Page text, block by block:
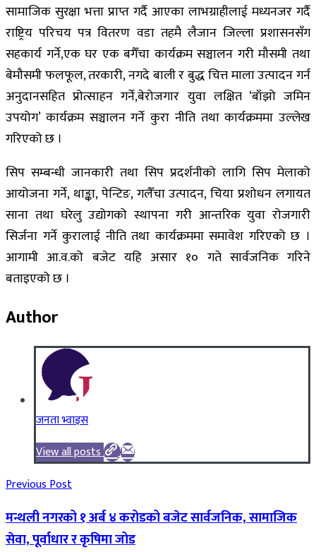
सामाजिक सुरक्षा भत्ता प्राप्त गर्दै आएका लाभग्राहीलाई मध्यनजर गर्दै
राष्ट्रिय परिचय पत्र वितरण वडा तहमै लैजान जिल्ला प्रशासनसँग
सहकार्य गर्ने,एक घर एक बगैँचा कार्यक्रम सञ्चालन गरी मौसमी तथा
बेमौसमी फलफूल, तरकारी, नगदे बाली र बुद्ध चित्त माला उत्पादन गर्न
अनुदानसहित प्रोत्साहन गर्ने,बेरोजगार युवा लक्षित ‘बाँझो जमिन
उपयोग’ कार्यक्रम सञ्चालन गर्ने कुरा नीति तथा कार्यक्रममा उल्लेख
गरिएको छ ।
सिप सम्बन्धी जानकारी तथा सिप प्रदर्शनीको लागि सिप मेलाको
आयोजना गर्ने, थाङ्का, पेन्टिङ, गलैँचा उत्पादन, चिया प्रशोधन लगायत
साना तथा घरेलु उद्योगको स्थापना गरी आन्तरिक युवा रोजगारी
सिर्जना गर्ने कुरालाई नीति तथा कार्यक्रममा समावेश गरिएको छ ।
आगामी आ.व.को बजेट यहि असार १० गते सार्वजनिक गरिने
बताइएको छ ।
Author
जनता भ्वाइस
View all posts
Previous Post
मन्थली नगरको १ अर्ब ४ करोडको बजेट सार्वजनिक, सामाजिक
सेवा, पूर्वाधार र कृषिमा जोड